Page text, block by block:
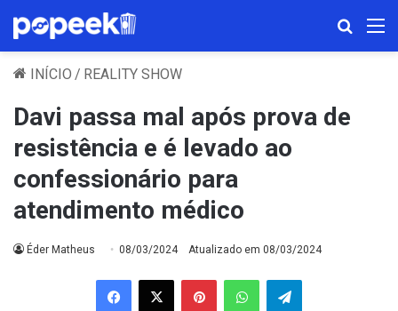
INÍCIO / REALITY SHOW
Davi passa mal após prova de
resistência e é levado ao
confessionário para
atendimento médico
Éder Matheus 08/03/2024 Atualizado em 08/03/2024
Facebook
X PinterestWhatsAppTelegram